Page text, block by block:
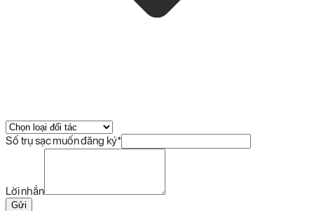
Số trụ sạc muốn đăng ký*
Lời nhắn
Gửi